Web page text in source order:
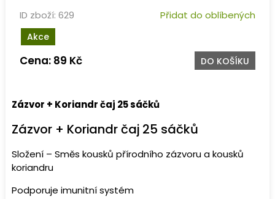
ID zboží: 629
Akce
Přidat do oblíbených
Cena: 89 Kč DO KOŠÍKU
Zázvor + Koriandr čaj 25 sáčků
Zázvor + Koriandr čaj 25 sáčků
Složení – Směs kousků přírodního zázvoru a kousků
koriandru
Podporuje imunitní systém